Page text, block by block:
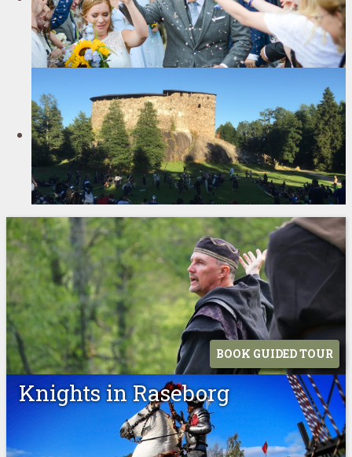
BOOK GUIDED TOUR
Knights in Raseborg